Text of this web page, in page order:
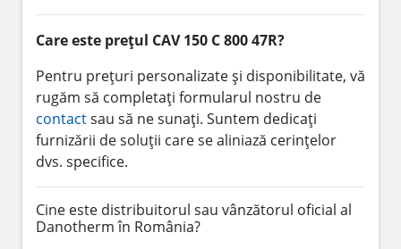
Care este prețul CAV 150 C 800 47R?
Pentru prețuri personalizate și disponibilitate, vă
rugăm să completați formularul nostru de
contactsau să ne sunați. Suntem dedicați
furnizării de soluții care se aliniază cerințelor
dvs. specifice.
Cine este distribuitorul sau vânzătorul oficial al
Danotherm în România?